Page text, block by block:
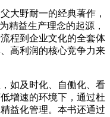
大野耐一的经典著作，
精益生产理念的起源，
程到企业文化的全套体
高利润的核心竞争力来
如及时化、自働化、看
增速的环境下，通过杜
益化管理。本书还通过